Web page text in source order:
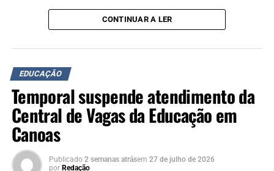
drenagem do parquinho, instalação de mesas e bancos,
adequação das calçadas para acessibilidade e a
intervenções em uma área de 378,9 metros quadrados.
Durante o ato de assinatura, o prefeito Airton Souza
afirmou que a qualificação da estrutura escolar faz parte
dos investimentos na rede municipal de ensino.
“Quando investimos em
uma escola, estamos
CONTINUAR A LER
EDUCAÇÃO
Temporal suspende atendimento da
Central de Vagas da Educação em
Canoas
Publicado 2 semanas atrásem 27 de julho de 2026
por Redação